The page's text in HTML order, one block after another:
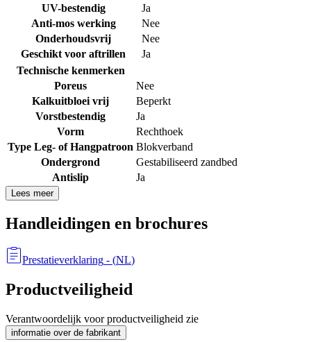
UV-bestendig
Ja
Anti-mos werking
Nee
Onderhoudsvrij
Nee
Geschikt voor aftrillen
Ja
Technische kenmerken
Poreus
Nee
Kalkuitbloei vrij
Beperkt
Vorstbestendig
Ja
Vorm
Rechthoek
Type Leg- of Hangpatroon Blokverband
Ondergrond
Gestabiliseerd zandbed
Antislip
Ja
Lees meer
Handleidingen en brochures
Prestatieverklaring - (NL)
Productveiligheid
Verantwoordelijk voor productveiligheid zie
informatie over de fabrikant